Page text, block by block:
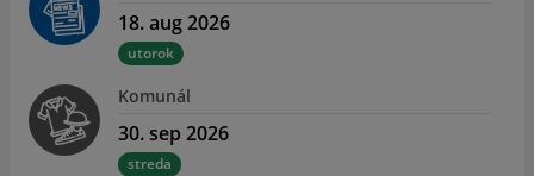
18. aug 2026
utorok
Komunál
30. sep 2026
streda